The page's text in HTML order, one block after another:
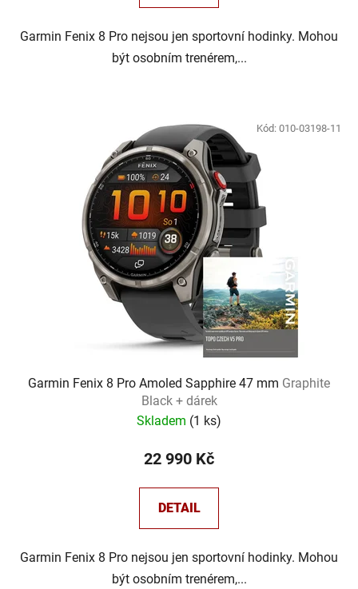
Garmin Fenix 8 Pro nejsou jen sportovní hodinky. Mohou
být osobním trenérem,...
Garmin Fenix 8 Pro Amoled Sapphire 47 mm Graphite
Black + dárek
Skladem (1 ks)
22 990 Kč
DETAIL
Garmin Fenix 8 Pro nejsou jen sportovní hodinky. Mohou
být osobním trenérem,...
Kód: 010-03198-11